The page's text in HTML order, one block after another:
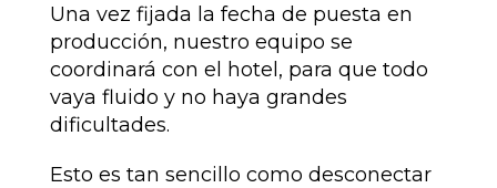
Una vez fijada la fecha de puesta en
producción, nuestro equipo se
coordinará con el hotel, para que todo
vaya fluido y no haya grandes
dificultades.
Esto es tan sencillo como desconectar